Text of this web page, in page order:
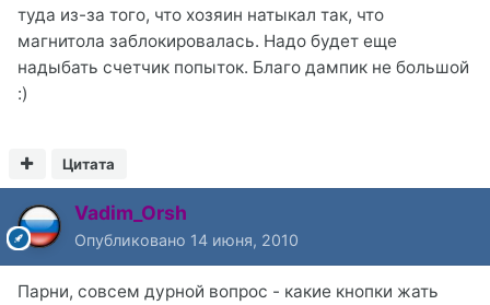
туда из-за того, что хозяин натыкал так, что
магнитола заблокировалась. Надо будет еще
надыбать счетчик попыток. Благо дампик не большой
:)
Цитата
Vadim_Orsh
Опубликовано 14 июня, 2010
Парни, совсем дурной вопрос - какие кнопки жать